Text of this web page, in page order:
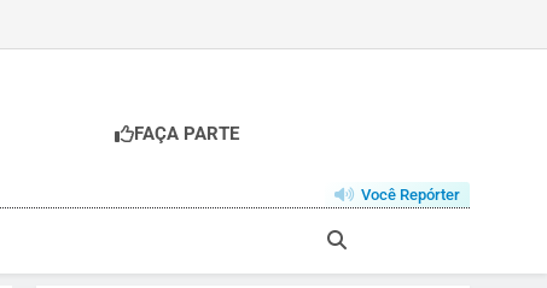
FAÇA PARTE
Você Repórter